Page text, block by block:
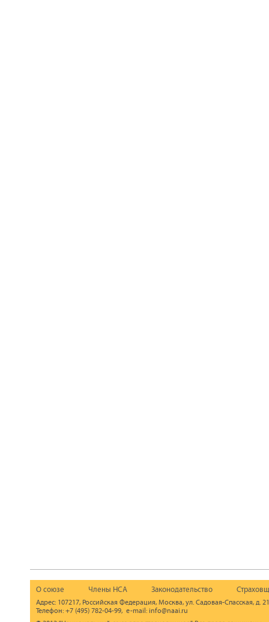
О союзе Члены НСА Законодательство
Адрес: 107217, Российская Федерация, Москва, ул. Садовая-Спасская, д.
Телефон: +7 (495) 782-04-99, e-mail: info@naai.ru